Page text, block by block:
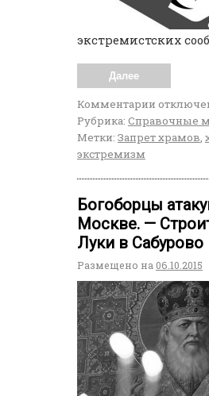
экстремистских
Далее
Комментарии
Рубрика: Справочные
Метки: Запрет храмов,
экстремизм
Богоборцы
Москве. —
Луки в Сабурово
Размещено на 06.10.2015